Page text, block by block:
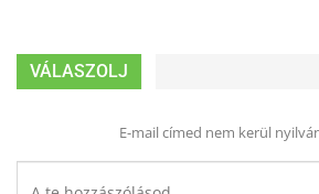
VÁLASZOLJ
E-mail címed nem kerül